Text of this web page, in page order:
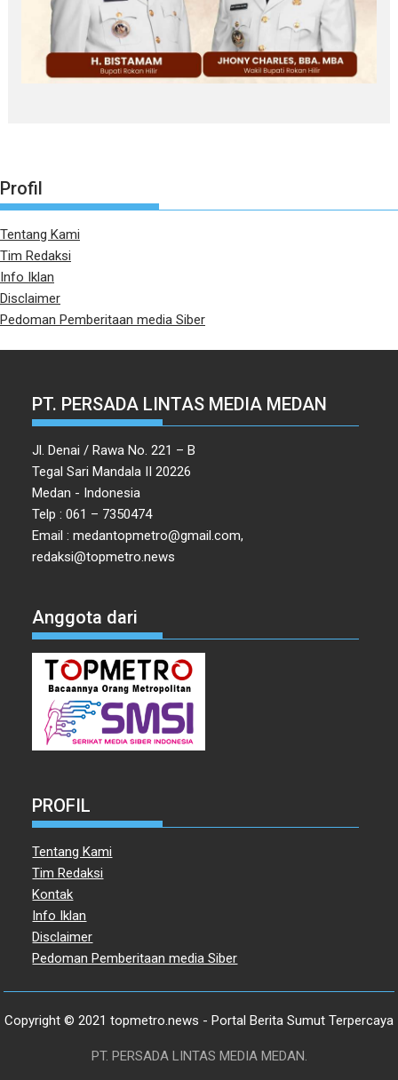
Profil
Tentang Kami
Tim Redaksi
Info Iklan
Disclaimer
Pedoman Pemberitaan media Siber
PT. PERSADA LINTAS MEDIA MEDAN
Jl. Denai / Rawa No. 221 – B
Tegal Sari Mandala II 20226
Medan - Indonesia
Telp : 061 – 7350474
Email : medantopmetro@gmail.com,
redaksi@topmetro.news
Anggota dari
PROFIL
Tentang Kami
Tim Redaksi
Kontak
Info Iklan
Disclaimer
Pedoman Pemberitaan media Siber
Copyright © 2021 topmetro.news - Portal Berita Sumut Terpercaya
PT. PERSADA LINTAS MEDIA MEDAN.